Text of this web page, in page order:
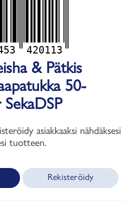
420113
& Pätkis
50-
asiakkaaksi nähdäksesi
tuotteen.
Rekisteröidy